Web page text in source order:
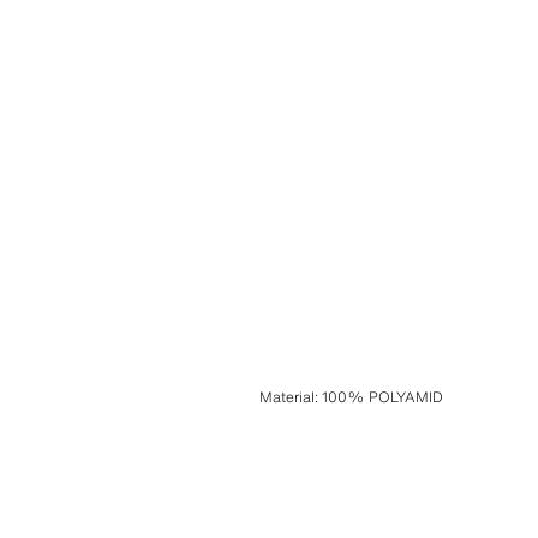
Material:100% POLYAMID